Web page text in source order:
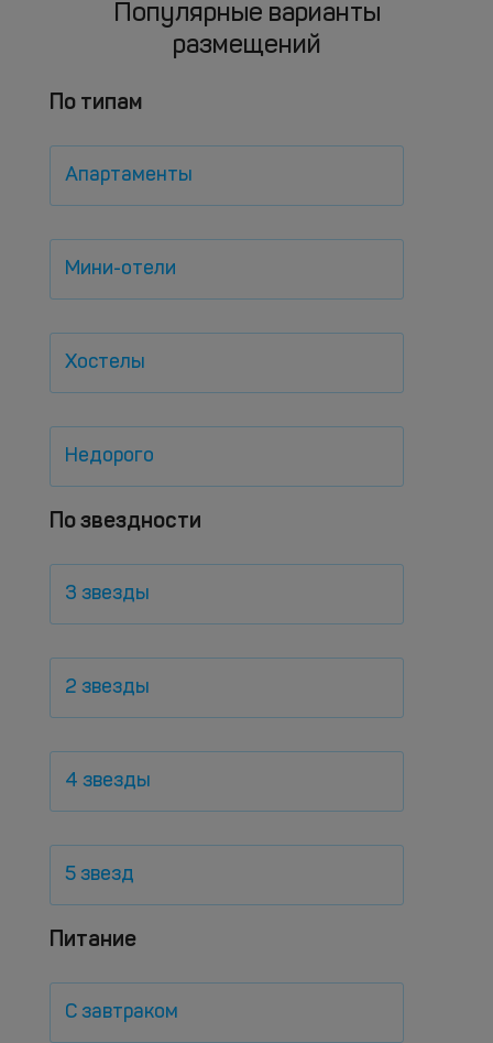
Популярные варианты
размещений
По типам
Апартаменты
Мини-отели
Хостелы
Недорого
По звездности
3 звезды
2 звезды
4 звезды
5 звезд
Питание
С завтраком